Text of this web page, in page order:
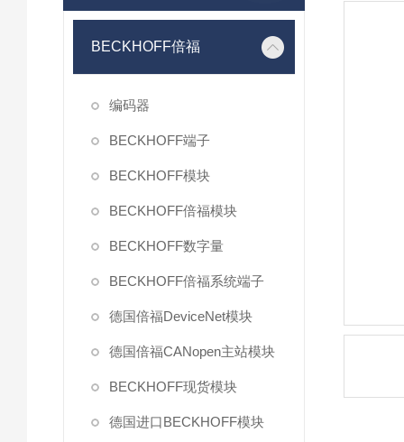
BECKHOFF倍福
编码器
BECKHOFF端子
BECKHOFF模块
BECKHOFF倍福模块
BECKHOFF数字量
BECKHOFF倍福系统端子
德国倍福DeviceNet模块
德国倍福CANopen主站模块
BECKHOFF现货模块
德国进口BECKHOFF模块